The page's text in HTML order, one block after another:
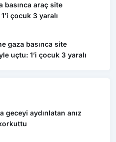
basınca araç site
çocuk 3 yaralı
gaza basınca site
uçtu: 1’i çocuk 3 yaralı
geceyi aydınlatan anız